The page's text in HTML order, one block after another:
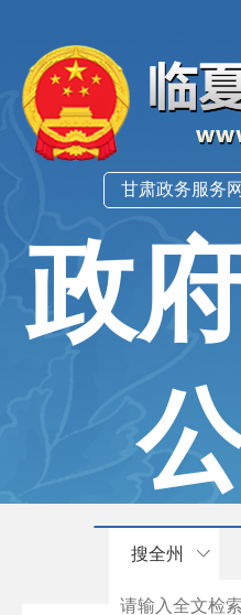
甘肃政务服务
政
搜全州